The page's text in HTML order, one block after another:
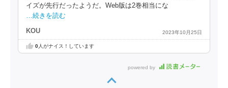
イズが先行だったようだ。Web版は2巻相当にな
…続きを読む
KOU 2023年10月25日
0人がナイス！しています
powered by